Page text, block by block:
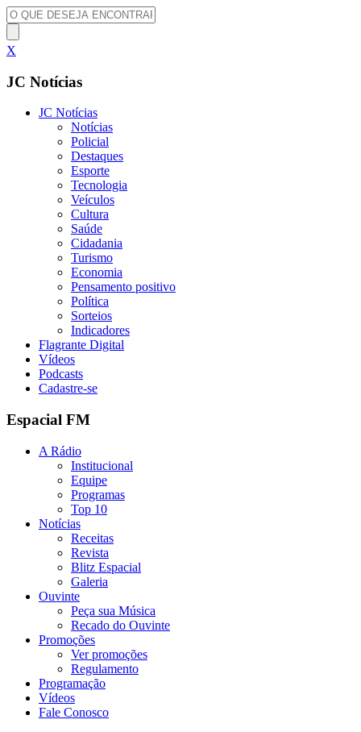
X
JC Notícias
JC Notícias
Notícias
Policial
Destaques
Esporte
Tecnologia
Veículos
Cultura
Saúde
Cidadania
Turismo
Economia
Pensamento positivo
Política
Sorteios
Indicadores
Flagrante Digital
Vídeos
Podcasts
Cadastre-se
Espacial FM
A Rádio
Institucional
Equipe
Programas
Top 10
Notícias
Receitas
Revista
Blitz Espacial
Galeria
Ouvinte
Peça sua Música
Recado do Ouvinte
Promoções
Ver promoções
Regulamento
Programação
Vídeos
Fale Conosco